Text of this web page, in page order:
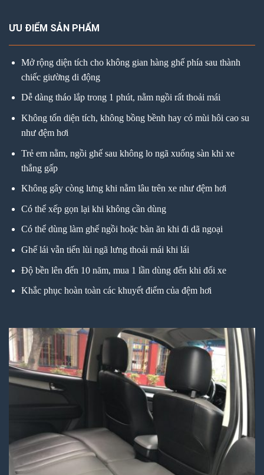
ƯU ĐIỂM SẢN PHẨM
Mở rộng diện tích cho không gian hàng ghế phía sau thành
chiếc giường di động
Dễ dàng tháo lắp trong 1 phút, nằm ngồi rất thoải mái
Không tốn diện tích, không bồng bềnh hay có mùi hôi cao su
như đệm hơi
Trẻ em nằm, ngồi ghế sau không lo ngã xuống sàn khi xe
thắng gấp
Không gây còng lưng khi nằm lâu trên xe như đệm hơi
Có thể xếp gọn lại khi không cần dùng
Có thể dùng làm ghế ngồi hoặc bàn ăn khi đi dã ngoại
Ghế lái vẫn tiến lùi ngã lưng thoải mái khi lái
Độ bền lên đến 10 năm, mua 1 lần dùng đến khi đổi xe
Khắc phục hoàn toàn các khuyết điểm của đệm hơi